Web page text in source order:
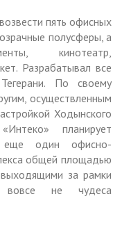
пять офисных
полусферы, а
кинотеатр,
Разрабатывал все
По своему
осуществленным
Ходынского
планирует
еще один офисно-
общей площадью
за рамки
вовсе не чудеса